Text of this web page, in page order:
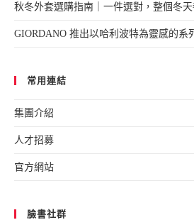
秋冬外套選購指南｜一件選對，整個冬天
GIORDANO 推出以哈利波特為靈感的系
常用連結
集團介紹
人才招募
官方網站
臉書社群